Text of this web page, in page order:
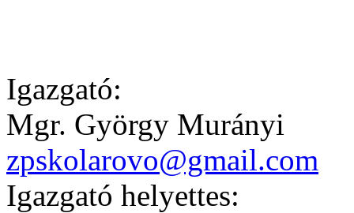
Igazgató:
Mgr. György Murányi
zpskolarovo@gmail.com
Igazgató helyettes: